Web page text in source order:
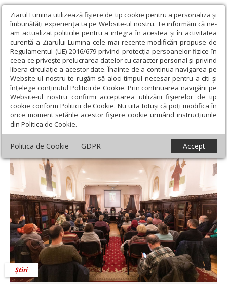
Ziarul Lumina utilizează fişiere de tip cookie pentru a personaliza și
îmbunătăți experiența ta pe Website-ul nostru. Te informăm că ne-
am actualizat politicile pentru a integra în acestea și în activitatea
curentă a Ziarului Lumina cele mai recente modificări propuse de
Regulamentul (UE) 2016/679 privind protecția persoanelor fizice în
ceea ce privește prelucrarea datelor cu caracter personal și privind
libera circulație a acestor date. Înainte de a continua navigarea pe
Website-ul nostru te rugăm să aloci timpul necesar pentru a citi și
înțelege conținutul Politicii de Cookie. Prin continuarea navigării pe
Website-ul nostru confirmi acceptarea utilizării fişierelor de tip
cookie conform Politicii de Cookie. Nu uita totuși că poți modifica în
orice moment setările acestor fişiere cookie urmând instrucțiunile
din Politica de Cookie.
Politica de Cookie GDPR Accept
Ziarul Lumina › Actualitate religioasă › Știri › Seară
duhovnicească dedicată părintelui Sofian Boghiu în Capitală
Seară duhovnicească dedicată părintelui
Sofian Boghiu în Capitală
Știri